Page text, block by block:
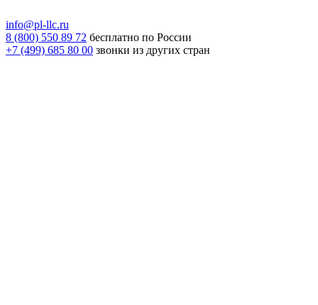
info@pl-llc.ru
8 (800) 550 89 72 бесплатно по России
+7 (499) 685 80 00 звонки из других стран